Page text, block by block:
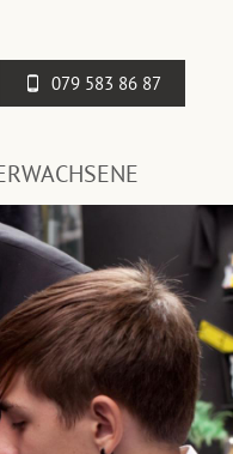
079 583 86 87